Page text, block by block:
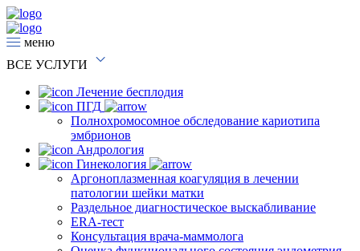
меню
ВСЕ УСЛУГИ
Лечение бесплодия
ПГД
Полнохромосомное обследование кариотипа
эмбрионов
Андрология
Гинекология
Аргоноплазменная коагуляция в лечении
патологии шейки матки
Раздельное диагностическое выскабливание
ERA-тест
Консультация врача-маммолога